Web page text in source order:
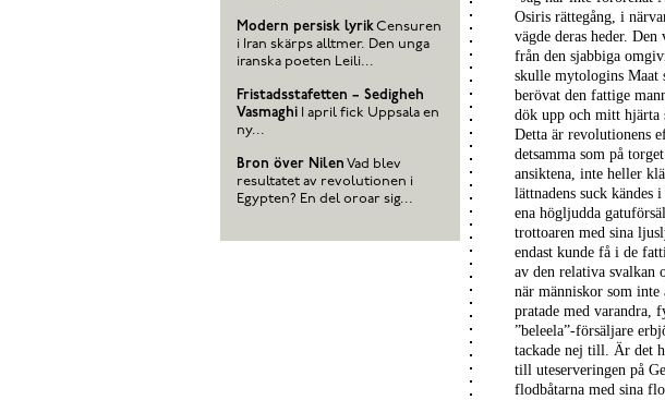
Osiris rättegång, i
vägde deras heder.
från den sjabbiga
skulle mytologins Maat
berövat den fattige
dök upp och mitt hjärta
Detta är revolutionens
detsamma som på
ansiktena, inte heller
lättnadens suck
ena högljudda
trottoaren med sina
endast kunde få i de
av den relativa svalkan
när människor som inte
pratade med varandra,
”beleela”-försäljare
tackade nej till. Är det
till uteserveringen på
flodbåtarna med sina
Modern persisk lyrikCensuren
i Iran skärps alltmer. Den unga
iranska poeten Leili...
Fristadsstafetten – Sedigheh
Vasmaghi I april fick Uppsala en
ny...
Bron över Nilen Vad blev
resultatet av revolutionen i
Egypten? En del oroar sig...